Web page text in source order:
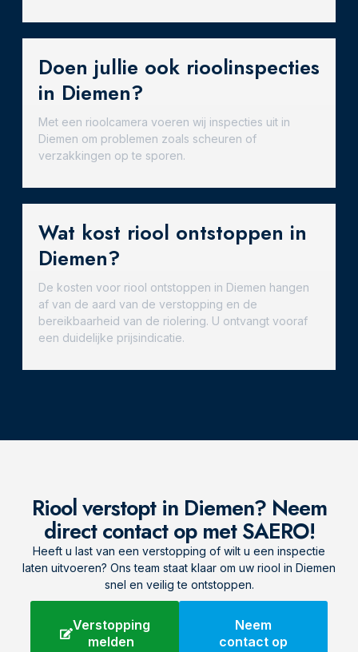
Doen jullie ook rioolinspecties
in Diemen?
Met een rioolcamera voeren wij inspecties uit in
Diemen om problemen zoals scheuren of
verzakkingen op te sporen.
Wat kost riool ontstoppen in
Diemen?
De kosten voor riool ontstoppen in Diemen hangen
af van de aard van de verstopping en de
bereikbaarheid van de riolering. U ontvangt vooraf
een duidelijke prijsindicatie.
Riool verstopt in Diemen? Neem
direct contact op met SAERO!
Heeft u last van een verstopping of wilt u een inspectie
laten uitvoeren? Ons team staat klaar om uw riool in Diemen
snel en veilig te ontstoppen.
Verstopping
melden
Neem
contact op